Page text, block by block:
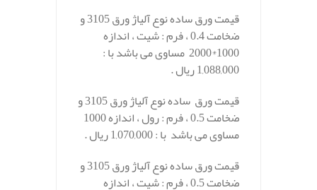
قیمت ورق ساده نوع آلیاژ ورق 3105 و
ضخامت 0.4 ، فرم : شیت ، اندازه
1000*2000 مساوی می باشد با :
1,088,000 ریال .
قیمت ورق ساده نوع آلیاژ ورق 3105 و
ضخامت 0.5 ، فرم : رول ، اندازه 1000
مساوی می باشد با : 1,070,000 ریال .
قیمت ورق ساده نوع آلیاژ ورق 3105 و
ضخامت 0.5 ، فرم : شیت ، اندازه